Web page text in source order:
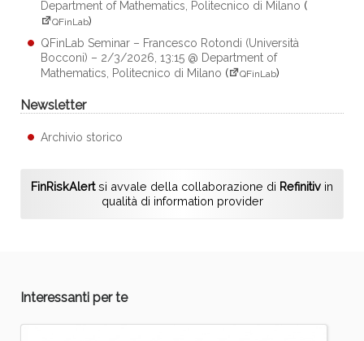
Department of Mathematics, Politecnico di Milano (
QFinLab)
QFinLab Seminar – Francesco Rotondi (Università
Bocconi) – 2/3/2026, 13:15 @ Department of
Mathematics, Politecnico di Milano ( QFinLab)
Newsletter
Archivio storico
FinRiskAlertsi avvale della collaborazione di Refinitiv in
qualità di information provider
Interessanti per te